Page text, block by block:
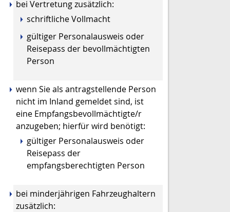
bei Vertretung zusätzlich:
schriftliche Vollmacht
gültiger Personalausweis oder
Reisepass der bevollmächtigten
Person
wenn Sie als antragstellende Person
nicht im Inland gemeldet sind, ist
eine Empfangsbevollmächtigte/r
anzugeben; hierfür wird benötigt:
gültiger Personalausweis oder
Reisepass der
empfangsberechtigten Person
bei minderjährigen Fahrzeughaltern
zusätzlich: